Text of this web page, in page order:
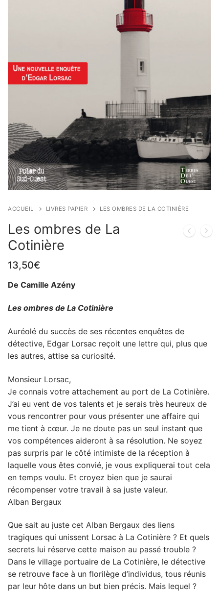
ACCUEIL LIVRES PAPIER LES OMBRES DE LA COTINIÈRE
Les ombres de La
Cotinière
13,50€
De Camille Azény
Les ombres de La Cotinière
Auréolé du succès de ses récentes enquêtes de
détective, Edgar Lorsac reçoit une lettre qui, plus que
les autres, attise sa curiosité.
Monsieur Lorsac,
Je connais votre attachement au port de La Cotinière.
J’ai eu vent de vos talents et je serais très heureux de
vous rencontrer pour vous présenter une affaire qui
me tient à cœur. Je ne doute pas un seul instant que
vos compétences aideront à sa résolution. Ne soyez
pas surpris par le côté intimiste de la réception à
laquelle vous êtes convié, je vous expliquerai tout cela
en temps voulu. Et croyez bien que je saurai
récompenser votre travail à sa juste valeur.
Alban Bergaux
Que sait au juste cet Alban Bergaux des liens
tragiques qui unissent Lorsac à La Cotinière ? Et quels
secrets lui réserve cette maison au passé trouble ?
Dans le village portuaire de La Cotinière, le détective
se retrouve face à un florilège d’individus, tous réunis
par leur hôte dans un but bien précis. Mais lequel ?